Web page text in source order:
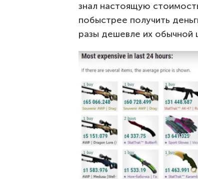
знал настоящую
побыстрее получить
разы дешевле их обычной